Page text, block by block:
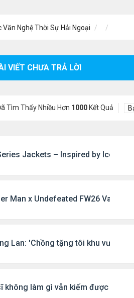
Văn Nghệ Thời Sự Hải Ngoại
VIẾT CHƯA TRẢ LỜI
Tìm Thấy Nhiều Hơn 1000Kết Quả
Jackets – Inspired by Iconic
Man x Undefeated FW26 Varsity
Lan: 'Chồng tặng tôi khu vườn tình
không làm gì vẫn kiếm được 400